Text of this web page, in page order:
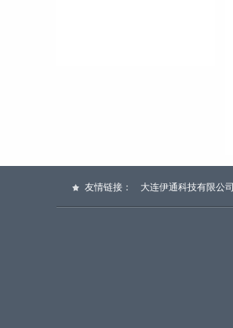
友情链接： 大连伊通科技有限公司